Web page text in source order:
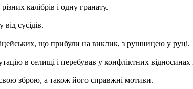
калібрів і одну гранату.
сусідів.
що прибули на виклик, з рушницею у руці.
в селищі і перебував у конфліктних
зброю, а також його справжні мотиви.